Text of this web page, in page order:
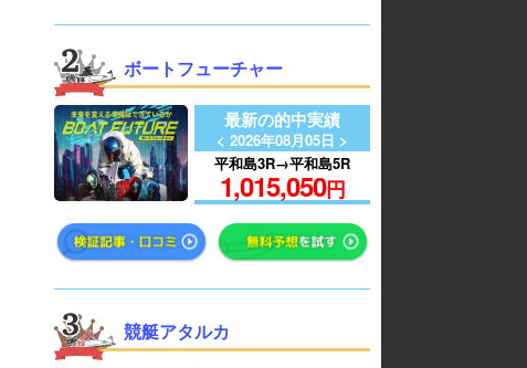
ボートフューチャー
最新の的中実績
< 2026年08月05日 >
平和島3R→平和島5R
1,015,050円
競艇アタルカ